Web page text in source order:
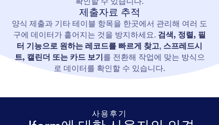
제출자료 추적
양식 제출과 기타 테이블 항목을 한곳에서 관리해 여러 도
구에 데이터가 흩어지는 것을 방지하세요. 검색, 정렬, 필
터 기능으로 원하는 레코드를 빠르게 찾고, 스프레드시
트, 캘린더 또는 카드 보기를 전환해 작업에 맞는 방식으
로 데이터를 확인할 수 있습니다.
사용후기